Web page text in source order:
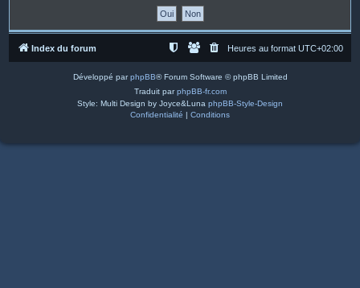
Index du forum Heures au format UTC+02:00
Développé parphpBB® Forum Software © phpBB Limited
Traduit parphpBB-fr.com
Style: Multi Design by Joyce&Luna phpBB-Style-Design
Confidentialité | Conditions